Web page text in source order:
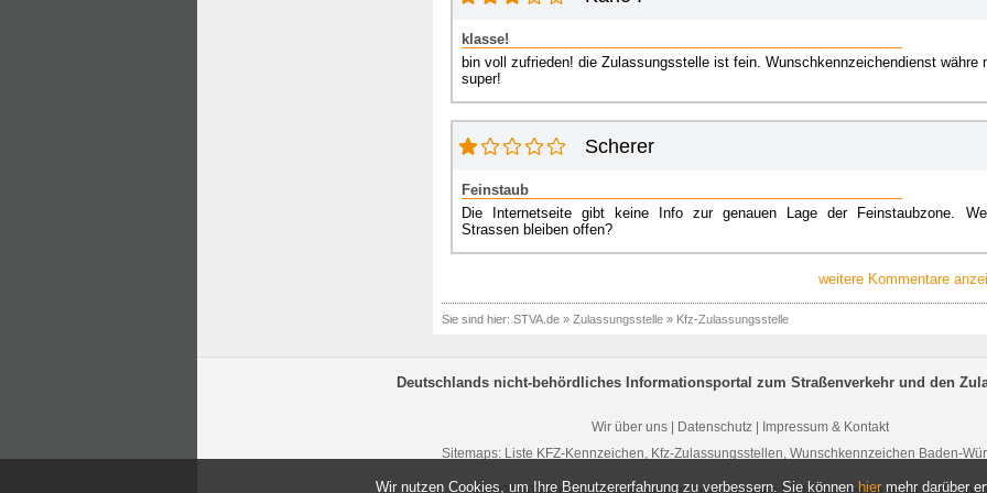
Wir nutzen Cookies, um Ihre Benutzererfahrung zu verbessern. Sie können hiermehr darüber
klasse!
bin voll zufrieden! die Zulassungsstelle ist fein. Wunschkennzeichendienst währe
super!
Scherer
Feinstaub
Die Internetseite gibt keine Info zur genauen Lage der Feinstaubzone.
Strassen bleiben offen?
weitere Kommentare
Sie sind hier: STVA.de» Zulassungsstelle» Kfz-Zulassungsstelle
Deutschlands nicht-behördliches Informationsportal zum Straßenverkehr und den
Wir über uns Datenschutz
Impressum & Kontakt
Sitemaps: Liste KFZ-Kennzeichen, Kfz-Zulassungsstellen, Wunschkennzeichen Baden-